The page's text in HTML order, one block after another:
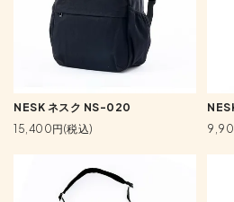
NESK ネスク NS-020
15,400円(税込)